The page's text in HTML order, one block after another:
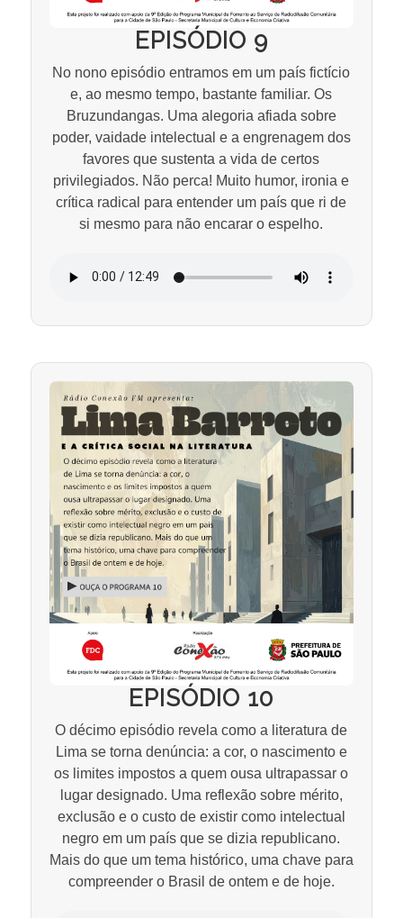
EPISÓDIO 9
No nono episódio entramos em um país fictício
e, ao mesmo tempo, bastante familiar. Os
Bruzundangas. Uma alegoria afiada sobre
poder, vaidade intelectual e a engrenagem dos
favores que sustenta a vida de certos
privilegiados. Não perca! Muito humor, ironia e
crítica radical para entender um país que ri de
si mesmo para não encarar o espelho.
EPISÓDIO 10
O décimo episódio revela como a literatura de
Lima se torna denúncia: a cor, o nascimento e
os limites impostos a quem ousa ultrapassar o
lugar designado. Uma reflexão sobre mérito,
exclusão e o custo de existir como intelectual
negro em um país que se dizia republicano.
Mais do que um tema histórico, uma chave para
compreender o Brasil de ontem e de hoje.